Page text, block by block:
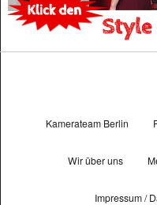
Kamerateam Berlin
Wir über uns
Impressum /